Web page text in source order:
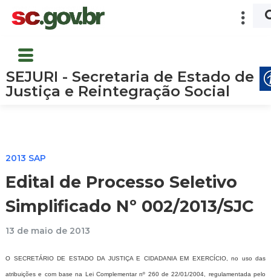
SEJURI - Secretaria de Estado de
Justiça e Reintegração Social
2013 SAP
Edital de Processo Seletivo
Simplificado Nº 002/2013/SJC
13 de maio de 2013
O SECRETÁRIO DE ESTADO DA JUSTIÇA E CIDADANIA EM EXERCÍCIO, no uso das
atribuições e com base na Lei Complementar nº 260 de 22/01/2004, regulamentada pelo